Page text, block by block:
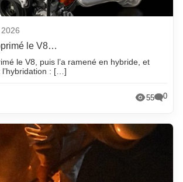
le V8…
le V8, puis l’a ramené en hybride, et
: […]
55 0